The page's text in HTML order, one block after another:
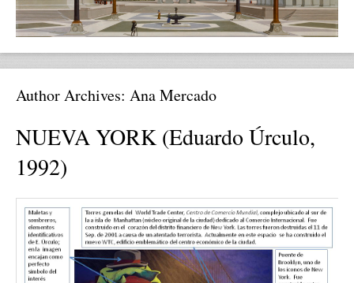
Author Archives: Ana Mercado
NUEVA YORK (Eduardo Úrculo,
1992)